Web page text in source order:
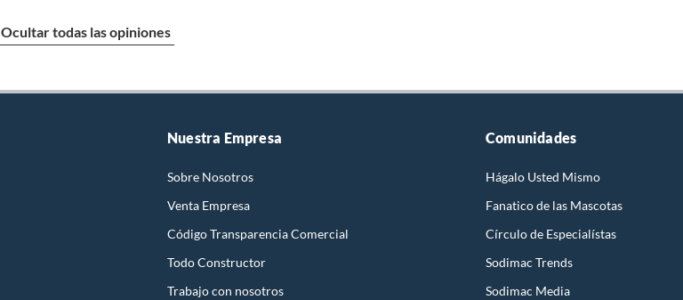
Ocultar todas las opiniones
Nuestra Empresa
Sobre Nosotros
Venta Empresa
Código Transparencia Comercial
Todo Constructor
Trabajo con nosotros
Comunidades
Hágalo Usted Mismo
Fanatico de las Mascotas
Círculo de Especialístas
Sodimac Trends
Sodimac Media